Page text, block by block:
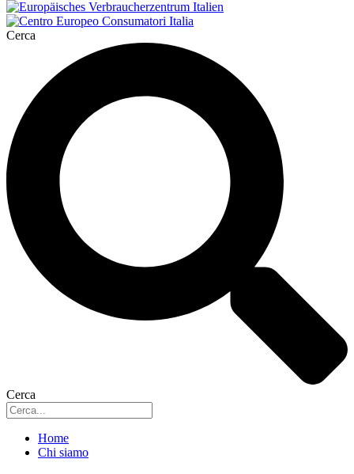
Cerca
Cerca
Home
Chi siamo